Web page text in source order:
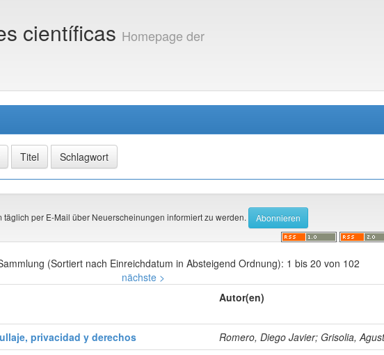
científicas Homepage der
per E-Mail über Neuerscheinungen informiert zu werden.
(Sortiert nach Einreichdatum in Absteigend Ordnung): 1 bis 20 von 102
nächste >
Autor(en)
privacidad y derechos
Romero, Diego Javier; Grisolia,